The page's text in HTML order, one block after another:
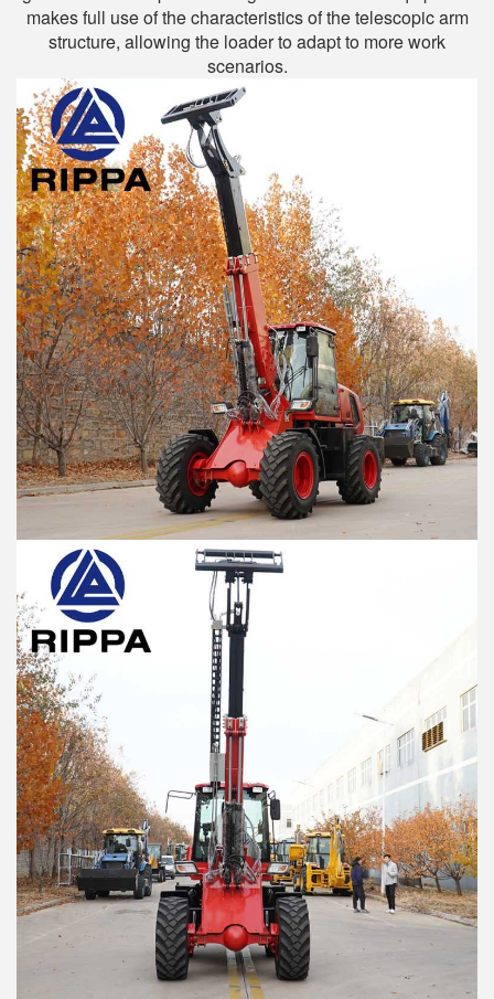
makes full use of the characteristics of the telescopic arm
structure, allowing the loader to adapt to more work
scenarios.